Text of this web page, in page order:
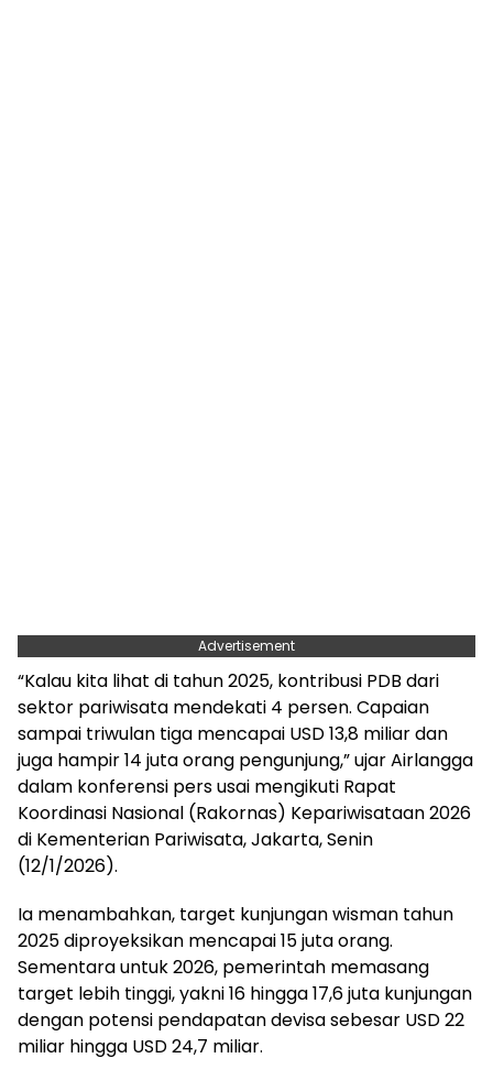
Advertisement
“Kalau kita lihat di tahun 2025, kontribusi PDB dari
sektor pariwisata mendekati 4 persen. Capaian
sampai triwulan tiga mencapai USD 13,8 miliar dan
juga hampir 14 juta orang pengunjung,” ujar Airlangga
dalam konferensi pers usai mengikuti Rapat
Koordinasi Nasional (Rakornas) Kepariwisataan 2026
di Kementerian Pariwisata, Jakarta, Senin
(12/1/2026).
Ia menambahkan, target kunjungan wisman tahun
2025 diproyeksikan mencapai 15 juta orang.
Sementara untuk 2026, pemerintah memasang
target lebih tinggi, yakni 16 hingga 17,6 juta kunjungan
dengan potensi pendapatan devisa sebesar USD 22
miliar hingga USD 24,7 miliar.